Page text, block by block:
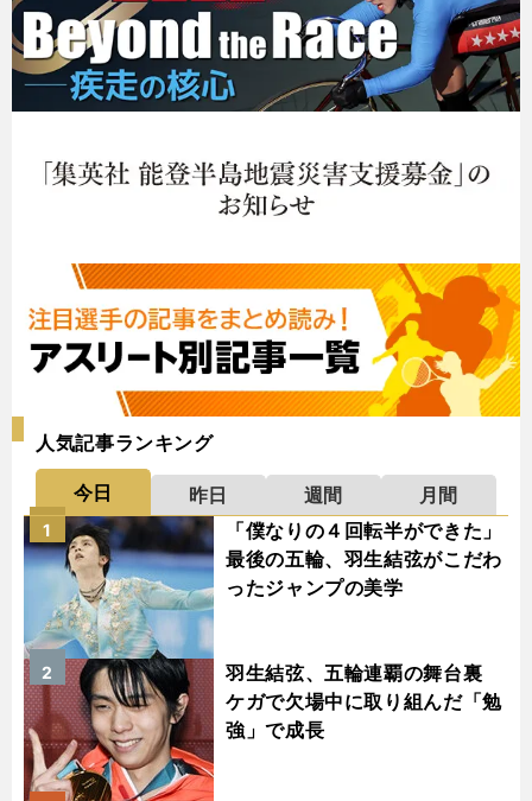
人気記事ランキング
今日 昨日 週間
月間
「僕なりの４回転半ができた」
最後の五輪、羽生結弦がこだわ
ったジャンプの美学
1
羽生結弦、五輪連覇の舞台裏
ケガで欠場中に取り組んだ「勉
強」で成長
2